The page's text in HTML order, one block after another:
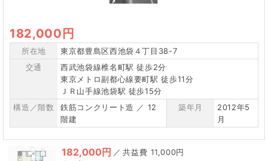
182,000円
所在地
東京都豊島区西池袋４丁目38-7
交通
西武池袋線椎名町駅 徒歩2分
東京メトロ副都心線要町駅 徒歩11分
ＪＲ山手線池袋駅 徒歩15分
構造／階数
鉄筋コンクリート造 ／ 12
階建
築年月
2012年5
月
182,000円 ／
11,000円